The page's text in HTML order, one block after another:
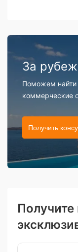
За
Поможем найти
коммерческие
Получить
Получите